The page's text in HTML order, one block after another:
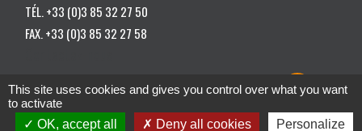
TÉL.+33 (0)3 85 32 27 50
FAX.+33 (0)3 85 32 27 58
© 2026 - Somagic - All rights reserved |Gestion des cookies| created
by
This site uses cookies and gives you control over what you want
to activate
OK, accept all
Deny all cookies Personalize